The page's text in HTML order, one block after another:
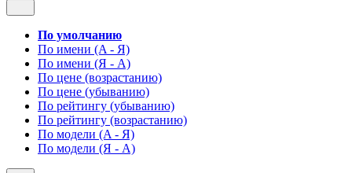
По умолчанию
По имени (A - Я)
По имени (Я - A)
По цене (возрастанию)
По цене (убыванию)
По рейтингу (убыванию)
По рейтингу (возрастанию)
По модели (A - Я)
По модели (Я - A)